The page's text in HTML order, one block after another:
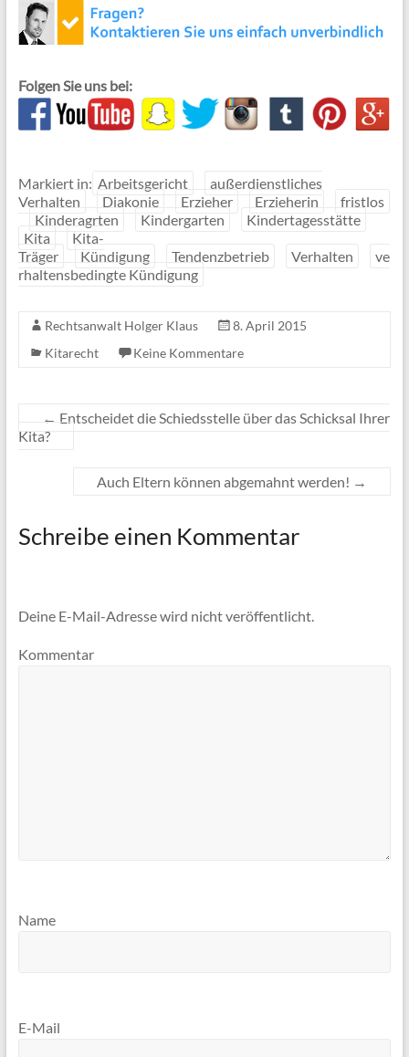
Folgen Sie uns bei:
Markiert in: Arbeitsgericht
außerdienstliches
Verhalten
Diakonie Erzieher Erzieherin
fristlos
Kinderagrten
Kindergarten
Kindertagesstätte
Kita
Kita-
Träger
Kündigung Tendenzbetrieb Verhalten
ve
rhaltensbedingte Kündigung
Rechtsanwalt Holger Klaus
8. April 2015
Kitarecht
Keine Kommentare
← Entscheidet die Schiedsstelle über das Schicksal Ihrer
Kita?
Auch Eltern können abgemahnt werden! →
Schreibe einen Kommentar
Deine E-Mail-Adresse wird nicht veröffentlicht.
Kommentar
Name
E-Mail